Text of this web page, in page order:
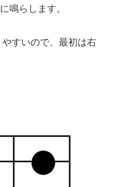
鳴らします。
すいので、最初は右